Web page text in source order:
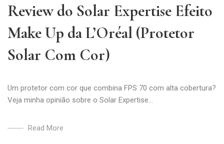
Review do Solar Expertise Efeito
Make Up da L’Oréal (Protetor
Solar Com Cor)
Um protetor com cor que combina FPS 70 com alta cobertura?
Veja minha opinião sobre o Solar Expertise...
Read More